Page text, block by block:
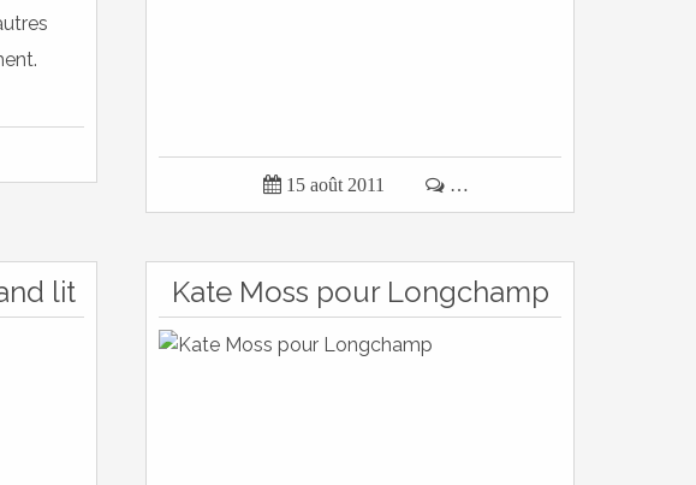
 15 août 2011  …
lit Kate Moss pour Longchamp